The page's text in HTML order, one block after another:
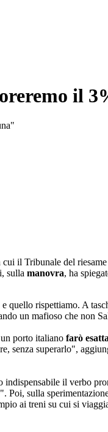
il
il Tribunale del
sulla manovra, ha
quello rispettiamo. A
un mafioso che non
porto italiano farò
superarlo",
il verbo
sulla
ai treni su cui si